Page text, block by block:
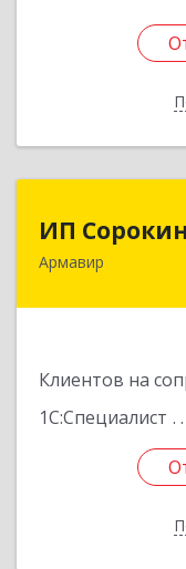
ИП
Армавир
Клиентов на
1С:Специалист
ИП